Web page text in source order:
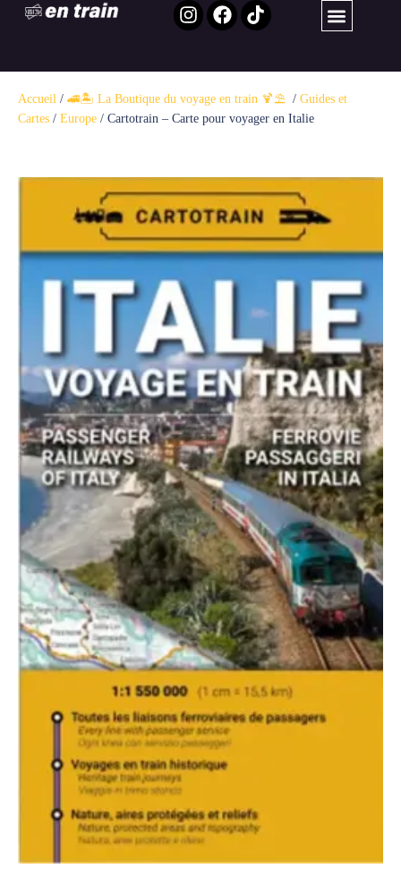
Accueil / 🚄🏝️ La Boutique du voyage en train 🍹⛱️ ​ / Guides et
Cartes / Europe / Cartotrain – Carte pour voyager en Italie